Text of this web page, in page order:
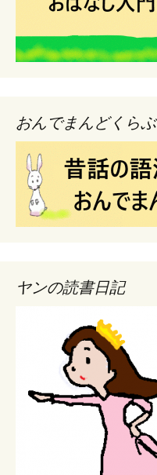
おんでまんどくらぶ
ヤンの読書日記